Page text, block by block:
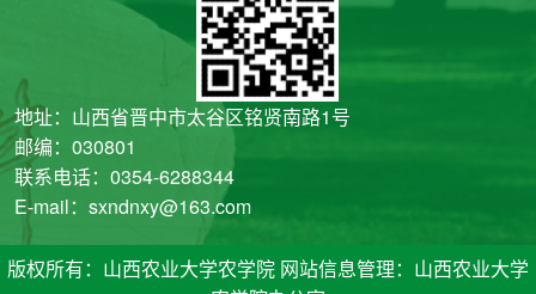
地址：山西省晋中市太谷区铭贤南路1号
邮编：030801
联系电话：0354-6288344
E-mail：sxndnxy@163.com
版权所有：山西农业大学农学院 网站信息管理：山西农业大学